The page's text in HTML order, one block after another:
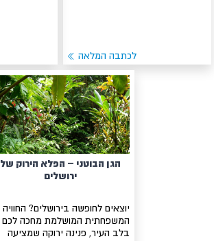
לכתבה המלאה
הגן הבוטני – הפלא הירוק של
ירושלים
יוצאים לחופשה בירושלים? החוויה
המשפחתית המושלמת מחכה לכם
בלב העיר, פנינה ירוקה שמציעה